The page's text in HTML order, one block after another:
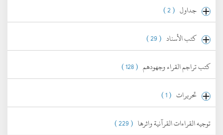
جداول ( 2 )
كتب الأسناد ( 29 )
كتب تراجم القراء وجهودهم ( 128 )
تحريرات ( 1 )
توجيه القراءات القرآنية واثرها ( 229 )